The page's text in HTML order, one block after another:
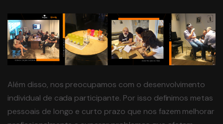
Além disso, nos preocupamos com o desenvolvimento
individual de cada participante. Por isso definimos metas
pessoais de longo e curto prazo que nos fazem melhorar